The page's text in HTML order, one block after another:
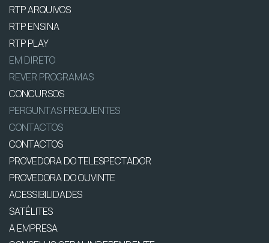
RTP ARQUIVOS
RTP ENSINA
RTP PLAY
EM DIRETO
REVER PROGRAMAS
CONCURSOS
PERGUNTAS FREQUENTES
CONTACTOS
CONTACTOS
PROVEDORA DO TELESPECTADOR
PROVEDORA DO OUVINTE
ACESSIBILIDADES
SATÉLITES
A EMPRESA